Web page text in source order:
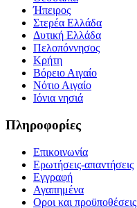
Ήπειρος
Στερέα Ελλάδα
Δυτική Ελλάδα
Πελοπόννησος
Κρήτη
Βόρειο Αιγαίο
Νότιο Αιγαίο
Ιόνια νησιά
Πληροφορίες
Επικοινωνία
Ερωτήσεις-απαντήσεις
Εγγραφή
Αγαπημένα
Οροι και προϋποθέσεις